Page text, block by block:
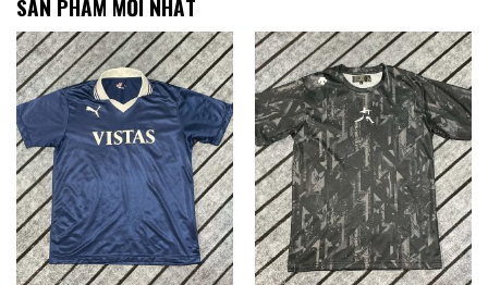
SẢN PHẨM MỚI NHẤT